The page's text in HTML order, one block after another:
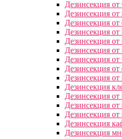
Дезинсекция от
Дезинсекция от
Дезинсекция от
Дезинсекция
Дезинсекция
Дезинсекция от
Дезинсекция
Дезинсекция от
Дезинсекция от
Дезинсекция
Дезинсекция от
Дезинсекция
Дезинсекция
Дезинсекция
Дезинсекция